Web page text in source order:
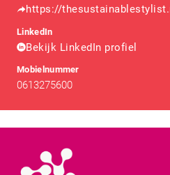
https://
LinkedIn
Bekijk LinkedIn profiel
Mobielnummer
0613275600